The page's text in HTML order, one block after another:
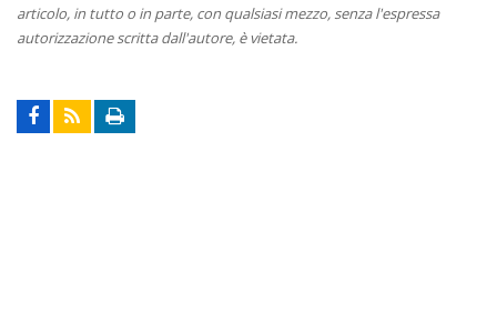
articolo, in tutto o in parte, con qualsiasi mezzo, senza l'espressa
autorizzazione scritta dall'autore, è vietata.